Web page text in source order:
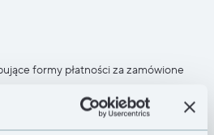
formy płatności za zamówione
Towaru – płatność przelewem